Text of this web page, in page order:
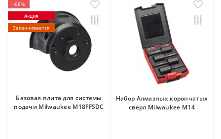
-68%
Акция
Заканчивается
Базовая плита для системы
подачи Milwaukee M18FFSDC
Набор Алмазных корончатых
сверл Milwaukee М14